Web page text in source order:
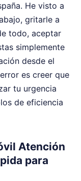
He visto a
gritarle a
todo, aceptar
simplemente
desde el
es creer que
tu urgencia
de eficiencia
Atención
para